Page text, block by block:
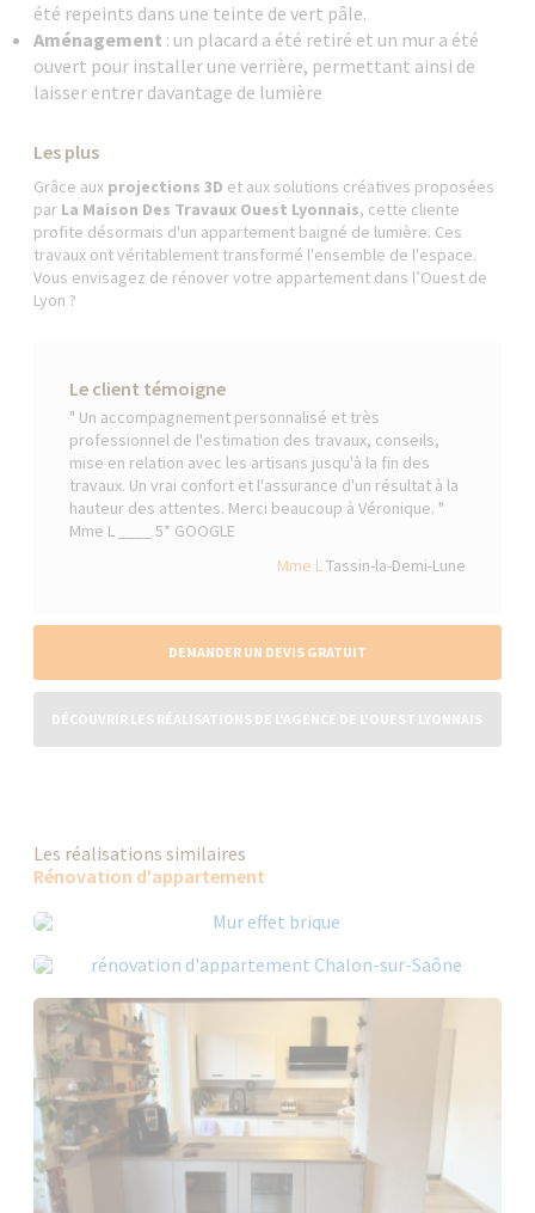
été repeints dans une teinte de vert pâle.
Aménagement : un placard a été retiré et un mur a été
ouvert pour installer une verrière, permettant ainsi de
laisser entrer davantage de lumière
Les plus
Grâce aux projections 3D et aux solutions créatives proposées
par La Maison Des Travaux Ouest Lyonnais, cette cliente
profite désormais d'un appartement baigné de lumière. Ces
travaux ont véritablement transformé l'ensemble de l'espace.
Vous envisagez de rénover votre appartement dans l’Ouest de
Lyon ?
Le client témoigne
" Un accompagnement personnalisé et très
professionnel de l'estimation des travaux, conseils,
mise en relation avec les artisans jusqu'à la fin des
travaux. Un vrai confort et l'assurance d'un résultat à la
hauteur des attentes. Merci beaucoup à Véronique. "
Mme L ____ 5* GOOGLE
Mme LTassin-la-Demi-Lune
DEMANDER UN DEVIS GRATUIT
DÉCOUVRIR LES RÉALISATIONS DE L'AGENCE DE L'OUEST LYONNAIS
Les réalisations similaires
Rénovation d'appartement